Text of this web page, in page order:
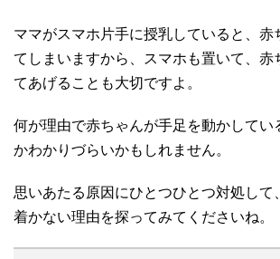
ママがスマホ片手に授乳していると、赤
てしまいますから、スマホも置いて、赤
てあげることも大切ですよ。
何が理由で赤ちゃんが手足を動かしてい
かわかりづらいかもしれません。
思いあたる原因にひとつひとつ対処して
着かない理由を探ってみてくださいね。